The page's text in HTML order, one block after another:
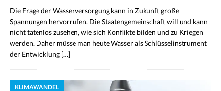
Die Frage der Wasserversorgung kann in Zukunft große
Spannungen hervorrufen. Die Staatengemeinschaft will und kann
nicht tatenlos zusehen, wie sich Konflikte bilden und zu Kriegen
werden. Daher müsse man heute Wasser als Schlüsselinstrument
der Entwicklung […]
KLIMAWANDEL